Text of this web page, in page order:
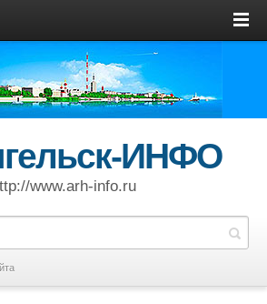
ИНФО
www.arh-info.ru